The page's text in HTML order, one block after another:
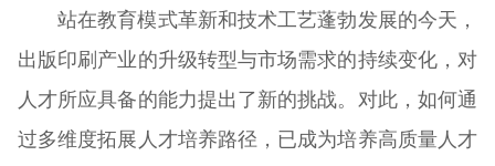
站在教育模式革新和技术工艺蓬勃发展的今天，
出版印刷产业的升级转型与市场需求的持续变化，对
人才所应具备的能力提出了新的挑战。对此，如何通
过多维度拓展人才培养路径，已成为培养高质量人才